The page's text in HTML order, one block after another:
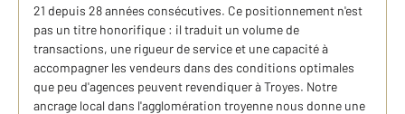
21 depuis 28 années consécutives. Ce positionnement n'est
pas un titre honorifique : il traduit un volume de
transactions, une rigueur de service et une capacité à
accompagner les vendeurs dans des conditions optimales
que peu d'agences peuvent revendiquer à Troyes. Notre
ancrage local dans l'agglomération troyenne nous donne une